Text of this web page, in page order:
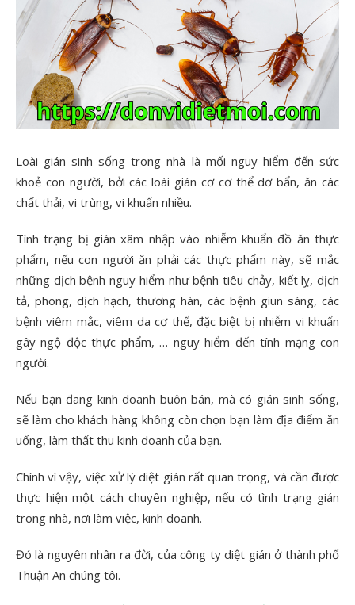
Loài gián sinh sống trong nhà là mối nguy hiểm đến sức
khoẻ con người, bởi các loài gián cơ cơ thể dơ bẩn, ăn các
chất thải, vi trùng, vi khuẩn nhiều.
Tình trạng bị gián xâm nhập vào nhiễm khuẩn đồ ăn thực
phẩm, nếu con người ăn phải các thực phẩm này, sẽ mắc
những dịch bệnh nguy hiểm như bệnh tiêu chảy, kiết lỵ, dịch
tả, phong, dịch hạch, thương hàn, các bệnh giun sáng, các
bệnh viêm mắc, viêm da cơ thể, đặc biệt bị nhiễm vi khuẩn
gây ngộ độc thực phẩm, … nguy hiểm đến tính mạng con
người.
Nếu bạn đang kinh doanh buôn bán, mà có gián sinh sống,
sẽ làm cho khách hàng không còn chọn bạn làm địa điểm ăn
uống, làm thất thu kinh doanh của bạn.
Chính vì vậy, việc xử lý diệt gián rất quan trọng, và cần được
thực hiện một cách chuyên nghiệp, nếu có tình trạng gián
trong nhà, nơi làm việc, kinh doanh.
Đó là nguyên nhân ra đời, của công ty diệt gián ở thành phố
Thuận An chúng tôi.